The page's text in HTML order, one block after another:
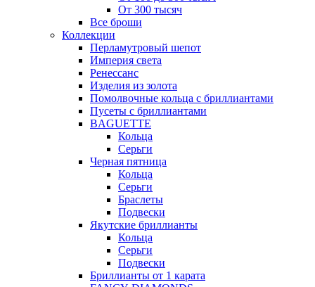
От 300 тысяч
Все броши
Коллекции
Перламутровый шепот
Империя света
Ренессанс
Изделия из золота
Помолвочные кольца с бриллиантами
Пусеты с бриллиантами
BAGUETTE
Кольца
Серьги
Черная пятница
Кольца
Серьги
Браслеты
Подвески
Якутские бриллианты
Кольца
Серьги
Подвески
Бриллианты от 1 карата